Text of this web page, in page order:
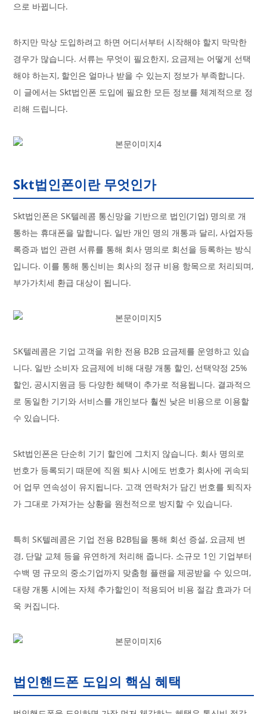
으로 바뀝니다.
하지만 막상 도입하려고 하면 어디서부터 시작해야 할지 막막한
경우가 많습니다. 서류는 무엇이 필요한지, 요금제는 어떻게 선택
해야 하는지, 할인은 얼마나 받을 수 있는지 정보가 부족합니다.
이 글에서는 Skt법인폰 도입에 필요한 모든 정보를 체계적으로 정
리해 드립니다.
Skt법인폰이란 무엇인가
Skt법인폰은 SK텔레콤 통신망을 기반으로 법인(기업) 명의로 개
통하는 휴대폰을 말합니다. 일반 개인 명의 개통과 달리, 사업자등
록증과 법인 관련 서류를 통해 회사 명의로 회선을 등록하는 방식
입니다. 이를 통해 통신비는 회사의 정규 비용 항목으로 처리되며,
부가가치세 환급 대상이 됩니다.
SK텔레콤은 기업 고객을 위한 전용 B2B 요금제를 운영하고 있습
니다. 일반 소비자 요금제에 비해 대량 개통 할인, 선택약정 25%
할인, 공시지원금 등 다양한 혜택이 추가로 적용됩니다. 결과적으
로 동일한 기기와 서비스를 개인보다 훨씬 낮은 비용으로 이용할
수 있습니다.
Skt법인폰은 단순히 기기 할인에 그치지 않습니다. 회사 명의로
번호가 등록되기 때문에 직원 퇴사 시에도 번호가 회사에 귀속되
어 업무 연속성이 유지됩니다. 고객 연락처가 담긴 번호를 퇴직자
가 그대로 가져가는 상황을 원천적으로 방지할 수 있습니다.
특히 SK텔레콤은 기업 전용 B2B팀을 통해 회선 증설, 요금제 변
경, 단말 교체 등을 유연하게 처리해 줍니다. 소규모 1인 기업부터
수백 명 규모의 중소기업까지 맞춤형 플랜을 제공받을 수 있으며,
대량 개통 시에는 자체 추가할인이 적용되어 비용 절감 효과가 더
욱 커집니다.
법인핸드폰 도입의 핵심 혜택